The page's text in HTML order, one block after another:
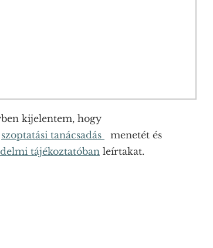
kijelentem, hogy
szoptatási tanácsadás
menetét és
tájékoztatóban leírtakat.